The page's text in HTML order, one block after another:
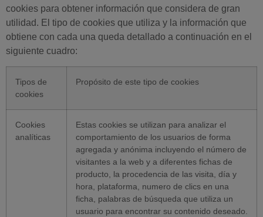
cookies para obtener información que considera de gran
utilidad. El tipo de cookies que utiliza y la información que
obtiene con cada una queda detallado a continuación en el
siguiente cuadro:
Tipos de
cookies
Propósito de este tipo de cookies
Cookies
analíticas
Estas cookies se utilizan para analizar el
comportamiento de los usuarios de forma
agregada y anónima incluyendo el número de
visitantes a la web y a diferentes fichas de
producto, la procedencia de las visita, día y
hora, plataforma, numero de clics en una
ficha, palabras de búsqueda que utiliza un
usuario para encontrar su contenido deseado.